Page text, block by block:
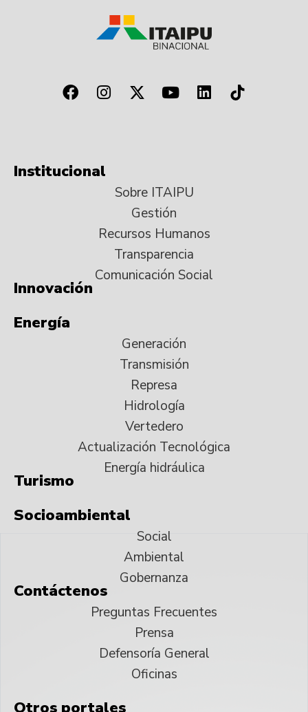
Institucional
Sobre ITAIPU
Gestión
Recursos Humanos
Transparencia
Comunicación Social
Innovación
Energía
Generación
Transmisión
Represa
Hidrología
Vertedero
Actualización Tecnológica
Energía hidráulica
Turismo
Socioambiental
Social
Ambiental
Gobernanza
Contáctenos
Preguntas Frecuentes
Prensa
Defensoría General
Oficinas
Otros portales